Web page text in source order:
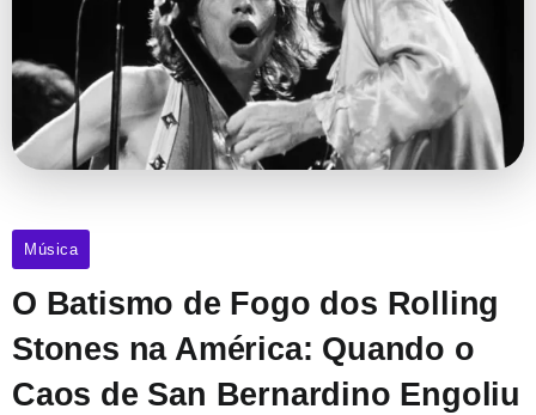
Música
O Batismo de Fogo dos Rolling
Stones na América: Quando o
Caos de San Bernardino Engoliu